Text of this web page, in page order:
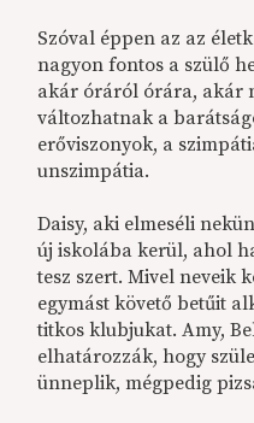
Szóval éppen az az
nagyon fontos a szülő
akár óráról órára, akár
változhatnak a
erőviszonyok, a
unszimpátia.
Daisy, aki elmeséli
új iskolába kerül, ahol
tesz szert. Mivel neveik
egymást követő betűit
titkos klubjukat. Amy,
elhatározzák, hogy
ünneplik, mégpedig